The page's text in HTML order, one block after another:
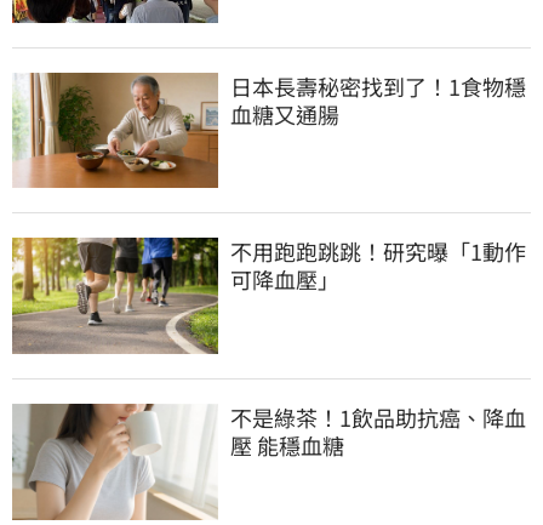
日本長壽秘密找到了！1食物穩
血糖又通腸
不用跑跑跳跳！研究曝「1動作
可降血壓」
不是綠茶！1飲品助抗癌、降血
壓 能穩血糖